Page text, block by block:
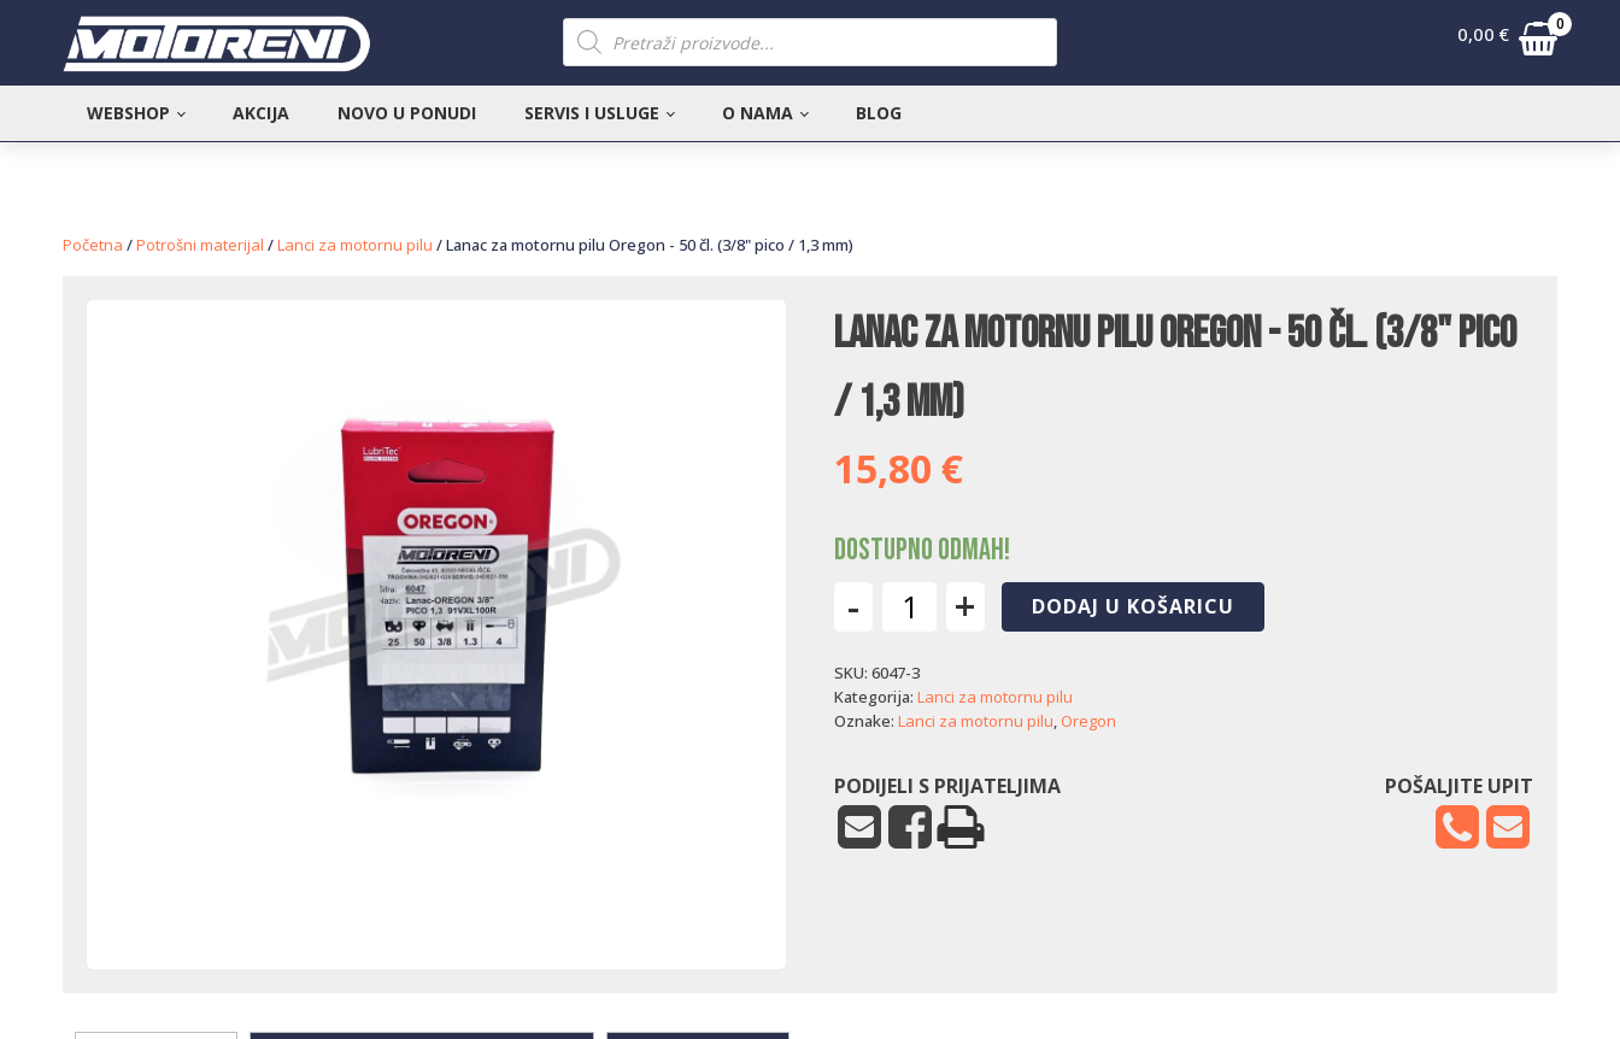
Products
search
0,00 € 0
WEBSHOP AKCIJA NOVO U PONUDI SERVIS I USLUGE O NAMA BLOG
Početna /Potrošni materijal /Lanci za motornu pilu / Lanac za motornu pilu Oregon - 50 čl. (3/8" pico / 1,3 mm)
Lanac za motornu pilu Oregon - 50 čl. (3/8" pico
/ 1,3 mm)
15,80 €
Dostupno odmah!
-
motornu
pilu
Oregon
čl.
(3/8"
pico
+ DODAJ U KOŠARICU
SKU: 6047-3
Kategorija: Lanci za motornu pilu
Oznake: Lanci za motornu pilu, Oregon
PODIJELI S PRIJATELJIMA POŠALJITE UPIT